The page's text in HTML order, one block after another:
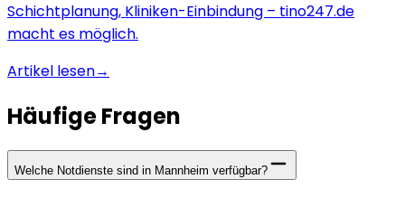
Schichtplanung, Kliniken-Einbindung – tino247.de
macht es möglich.
Artikel lesen→
Häufige Fragen
Welche Notdienste sind in Mannheim verfügbar?